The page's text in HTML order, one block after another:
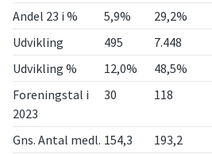
Andel 23 i %
5,9% 29,2%
Udvikling
495 7.448
Udvikling %
12,0% 48,5%
Foreningstal i
2023
30 118
Gns. Antal medl. 154,3 193,2